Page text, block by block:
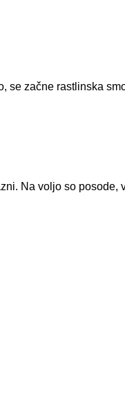
začne rastlinska
Na voljo so posode,